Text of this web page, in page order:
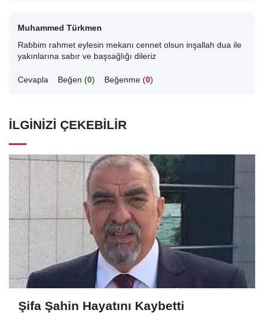
Muhammed Türkmen
Rabbim rahmet eylesin mekanı cennet olsun inşallah dua ile
yakınlarına sabır ve başsağlığı dileriz
Cevapla Beğen (0) Beğenme (0)
İLGINIZI ÇEKEBILIR
Şifa Şahin Hayatını Kaybetti